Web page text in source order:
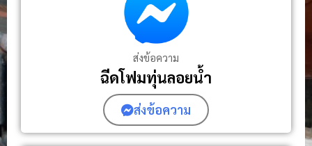
ส่งข้อความ
ฉีดโฟมทุ่นลอยน้ำ
ส่งข้อความ